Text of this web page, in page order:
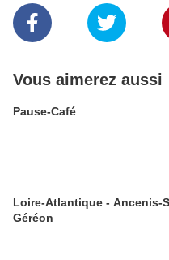
Vous aimerez aussi
Pause-Café
Loire-Atlantique - Ancenis-
Géréon